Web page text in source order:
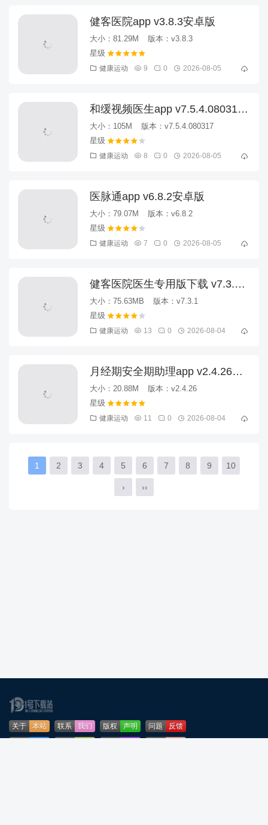
健客医院app v3.8.3安卓版
大小：81.29M 版本：v3.8.3
健康运动 9 0 2026-08-05
和缓视频医生app v7.5.4.080317
安卓版
大小：105M 版本：v7.5.4.080317
健康运动 8 0 2026-08-05
医脉通app v6.8.2安卓版
大小：79.07M 版本：v6.8.2
健康运动 7 0 2026-08-05
健客医院医生专用版下载 v7.3.1
安卓版
大小：75.63MB 版本：v7.3.1
健康运动 13 0 2026-08-04
月经期安全期助理app v2.4.26安
卓版
大小：20.88M 版本：v2.4.26
健康运动 11 0 2026-08-04
1 2 3 4 5 6 7 8 9 10
› ››
关于 本站 联系 我们 版权 声明 问题
反馈